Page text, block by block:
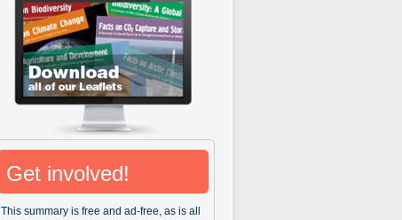
Get involved!
This summary is free and ad-free, as is all